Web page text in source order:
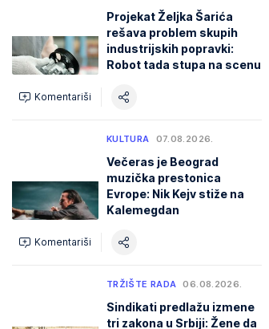
Projekat Željka Šarića
rešava problem skupih
industrijskih popravki:
Robot tada stupa na scenu
Komentariši
KULTURA 07.08.2026.
Večeras je Beograd
muzička prestonica
Evrope: Nik Kejv stiže na
Kalemegdan
Komentariši
TRŽIŠTE RADA 06.08.2026.
Sindikati predlažu izmene
tri zakona u Srbiji: Žene da